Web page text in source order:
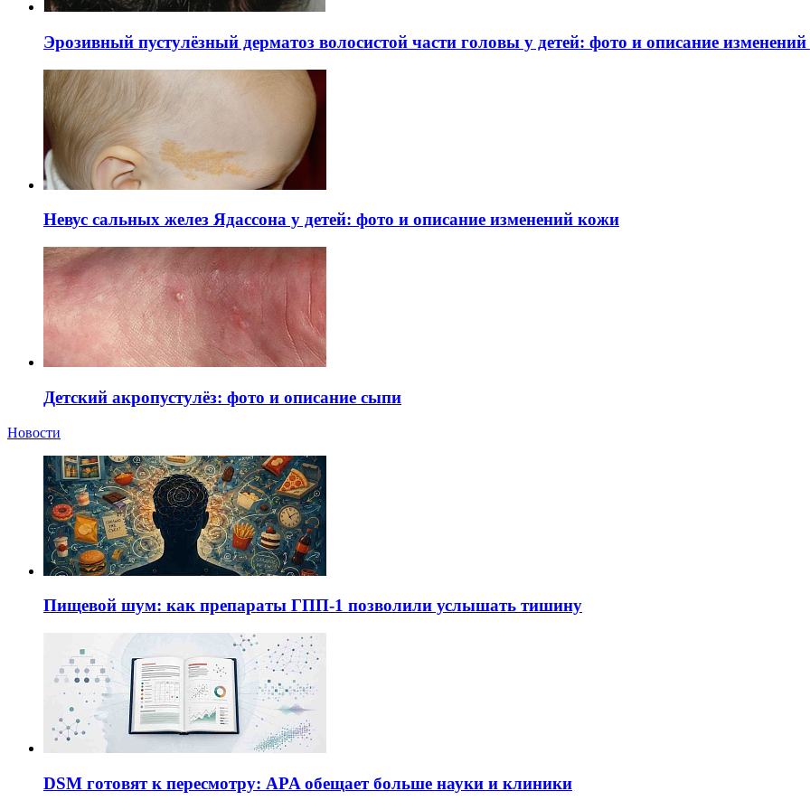
Эрозивный пустулёзный дерматоз волосистой части головы у детей: фото и описание
Невус сальных желез Ядассона у детей: фото и описание изменений кожи
Детский акропустулёз: фото и описание сыпи
Новости
Пищевой шум: как препараты ГПП-1 позволили услышать тишину
DSM готовят к пересмотру: APA обещает больше науки и клиники